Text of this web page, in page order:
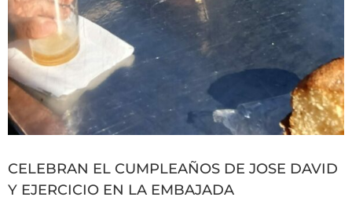
CELEBRAN EL CUMPLEAÑOS DE JOSE DAVID
Y EJERCICIO EN LA EMBAJADA